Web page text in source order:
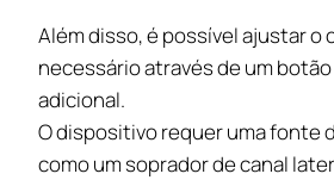
Além disso, é possível ajustar o
necessário através de um
adicional.
O dispositivo requer uma fonte
como um soprador de canal